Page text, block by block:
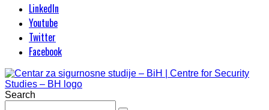
LinkedIn
Youtube
Twitter
Facebook
Search